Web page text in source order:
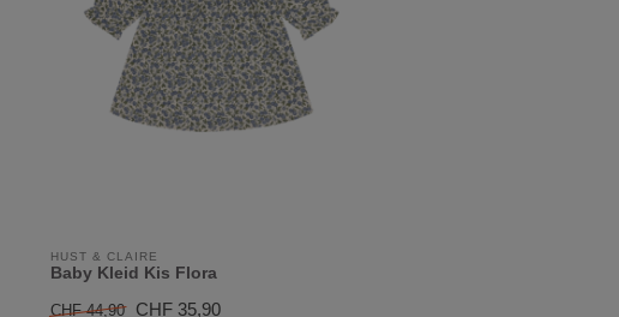
HUST & CLAIRE
Baby Kleid Kis Flora
CHF 44,90 CHF 35,90